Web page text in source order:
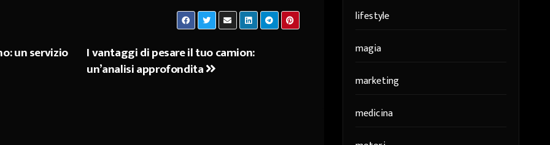
I vantaggi di pesare il tuo camion:
un’analisi approfondita
un servizio
lifestyle
magia
marketing
medicina